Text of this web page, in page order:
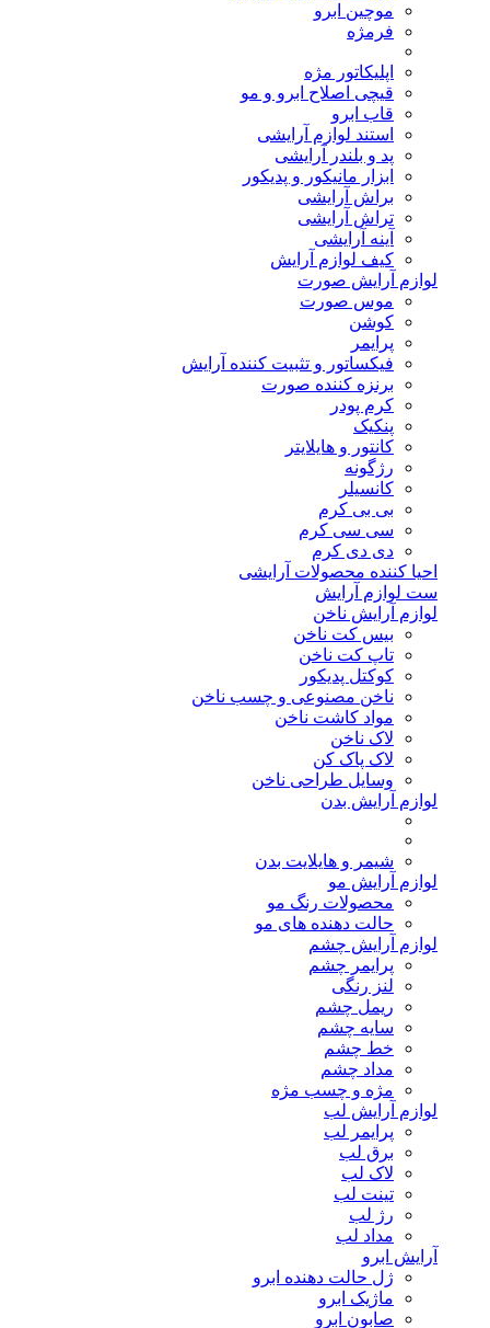
موچین ابرو
فرمژه
اپلیکاتور مژه
قیچی اصلاح ابرو و مو
قاب ابرو
استند لوازم آرایشی
پد و بلندر آرایشی
ابزار مانیکور و پدیکور
براش آرایشی
تراش آرایشی
آینه آرایشی
کیف لوازم آرایش
لوازم آرایش صورت
موس صورت
کوشن
پرایمر
فیکساتور و تثبیت کننده آرایش
برنزه کننده صورت
کرم پودر
پنکیک
کانتور و هایلایتر
رژگونه
کانسیلر
بی بی کرم
سی سی کرم
دی دی کرم
احیا کننده محصولات آرایشی
ست لوازم آرایش
لوازم آرایش ناخن
بیس کت ناخن
تاپ کت ناخن
کوکتل پدیکور
ناخن مصنوعی و چسب ناخن
مواد کاشت ناخن
لاک ناخن
لاک پاک کن
وسایل طراحی ناخن
لوازم آرایش بدن
شیمر و هایلایت بدن
لوازم آرایش مو
محصولات رنگ مو
حالت دهنده های مو
لوازم آرایش چشم
پرایمر چشم
لنز رنگی
ریمل چشم
سایه چشم
خط چشم
مداد چشم
مژه و چسب مژه
لوازم آرایش لب
پرایمر لب
برق لب
لاک لب
تینت لب
رژ لب
مداد لب
آرایش ابرو
ژل حالت دهنده ابرو
ماژیک ابرو
صابون ابرو